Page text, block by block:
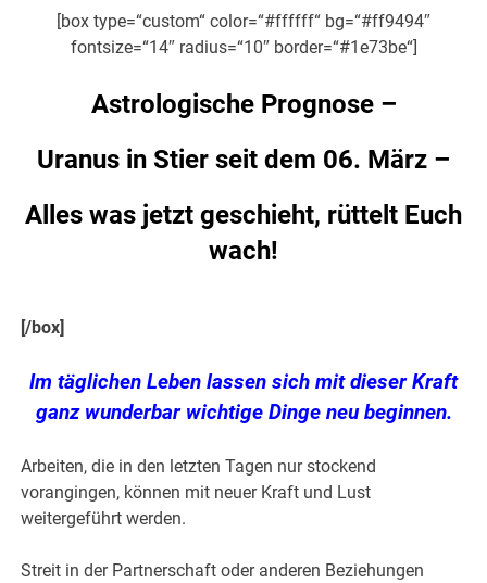
[box type=“custom“ color=“#ffffff“ bg=“#ff9494″
fontsize=“14″ radius=“10″ border=“#1e73be“]
Astrologische Prognose –
Uranus in Stier seit dem 06. März –
Alles was jetzt geschieht, rüttelt Euch
wach!
[/box]
Im täglichen Leben lassen sich mit dieser Kraft
ganz wunderbar wichtige Dinge neu beginnen.
Arbeiten, die in den letzten Tagen nur stockend
vorangingen, können mit neuer Kraft und Lust
weitergeführt werden.
Streit in der Partnerschaft oder anderen Beziehungen